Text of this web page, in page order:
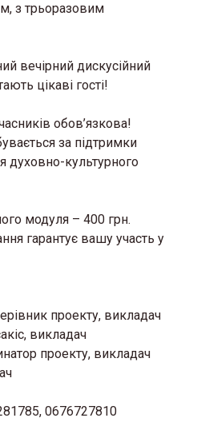
з трьоразовим
вечірний дискусійний
цікаві гості!
обов’язкова!
за підтримки
духовно-культурного
модуля – 400 грн.
гарантує вашу участь у
проекту, викладач
викладач
проекту, викладач
0676727810